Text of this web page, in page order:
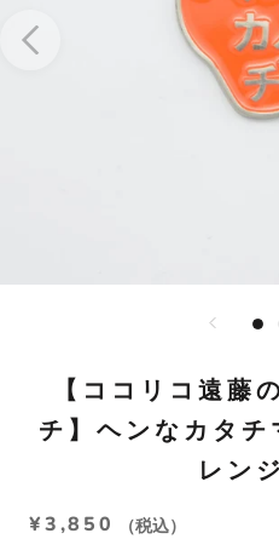
【ココリコ遠藤
チ】ヘンなカタ
レンジ
¥3,850 （税込）